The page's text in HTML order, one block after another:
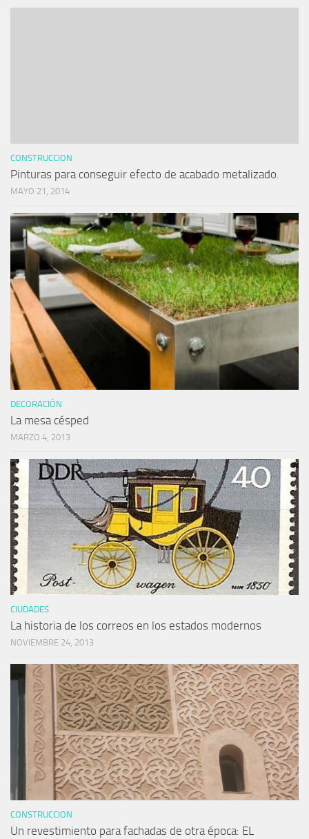
CONSTRUCCION
Pinturas para conseguir efecto de acabado metalizado.
MAYO 21, 2014
DECORACIÓN
La mesa césped
MARZO 4, 2013
CIUDADES
La historia de los correos en los estados modernos
NOVIEMBRE 24, 2013
CONSTRUCCION
Un revestimiento para fachadas de otra época: EL